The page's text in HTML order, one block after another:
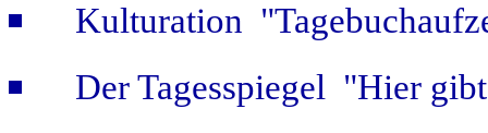
Kulturation
Der Tagesspiegel "Hier